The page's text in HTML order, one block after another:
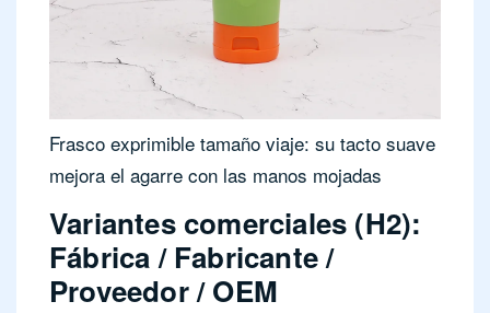
Frasco exprimible tamaño viaje: su tacto suave
mejora el agarre con las manos mojadas
Variantes comerciales (H2):
Fábrica / Fabricante /
Proveedor / OEM